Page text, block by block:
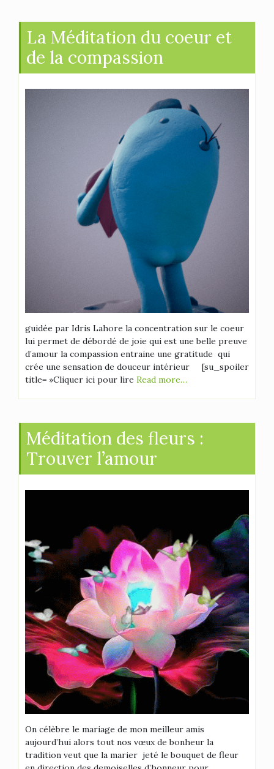
La Méditation du coeur et
de la compassion
guidée par Idris Lahore la concentration sur le coeur
lui permet de débordé de joie qui est une belle preuve
d’amour la compassion entraine une gratitude qui
crée une sensation de douceur intérieur [su_spoiler
title= »Cliquer ici pour lire Read more…
Méditation des fleurs :
Trouver l’amour
On célèbre le mariage de mon meilleur amis
aujourd’hui alors tout nos vœux de bonheur la
tradition veut que la marier jeté le bouquet de fleur